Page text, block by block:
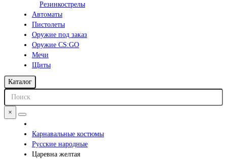
Резинкострелы
Автоматы
Пистолеты
Оружие под заказ
Оружие CS:GO
Мечи
Щиты
Каталог
×
Карнавальные костюмы
Русские народные
Царевна желтая